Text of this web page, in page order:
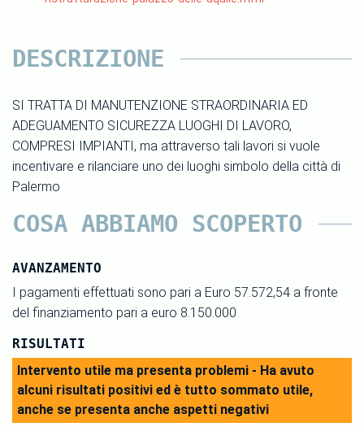
DESCRIZIONE
SI TRATTA DI MANUTENZIONE STRAORDINARIA ED
ADEGUAMENTO SICUREZZA LUOGHI DI LAVORO,
COMPRESI IMPIANTI, ma attraverso tali lavori si vuole
incentivare e rilanciare uno dei luoghi simbolo della città di
Palermo
COSA ABBIAMO SCOPERTO
AVANZAMENTO
I pagamenti effettuati sono pari a Euro 57.572,54 a fronte
del finanziamento pari a euro 8.150.000
RISULTATI
Intervento utile ma presenta problemi - Ha avuto
alcuni risultati positivi ed è tutto sommato utile,
anche se presenta anche aspetti negativi